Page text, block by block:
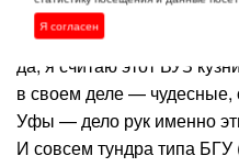
ВУЗы. Тут с одной
продвинутые ВУЗы типа
да, я считаю этот ВУЗ
в своем деле — чудесные,
Уфы — дело рук именно
И совсем тундра типа БГУ
Я согласен